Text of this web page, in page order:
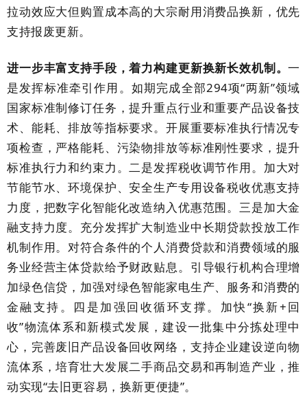
拉动效应大但购置成本高的大宗耐用消费品换新，优先
支持报废更新。
进一步丰富支持手段，着力构建更新换新长效机制。一
是发挥标准牵引作用。如期完成全部294项“两新”领域
国家标准制修订任务，提升重点行业和重要产品设备技
术、能耗、排放等指标要求。开展重要标准执行情况专
项检查，严格能耗、污染物排放等标准刚性要求，提升
标准执行力和约束力。二是发挥税收调节作用。加大对
节能节水、环境保护、安全生产专用设备税收优惠支持
力度，把数字化智能化改造纳入优惠范围。三是加大金
融支持力度。充分发挥扩大制造业中长期贷款投放工作
机制作用。对符合条件的个人消费贷款和消费领域的服
务业经营主体贷款给予财政贴息。引导银行机构合理增
加绿色信贷，加强对绿色智能家电生产、服务和消费的
金融支持。四是加强回收循环支撑。加快“换新+回
收”物流体系和新模式发展，建设一批集中分拣处理中
心，完善废旧产品设备回收网络，支持企业建设逆向物
流体系，培育壮大发展二手商品交易和再制造产业，推
动实现“去旧更容易，换新更便捷”。